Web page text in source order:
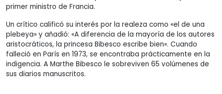
primer ministro de Francia.
Un crítico calificó su interés por la realeza como «el de una
plebeya» y añadió: «A diferencia de la mayoría de los autores
aristocráticos, la princesa Bibesco escribe bien». Cuando
falleció en París en 1973, se encontraba prácticamente en la
indigencia. A Marthe Bibesco le sobreviven 65 volúmenes de
sus diarios manuscritos.